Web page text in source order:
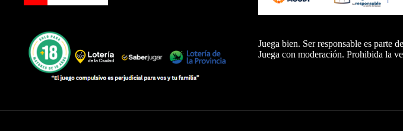
Juega bien. Ser responsable es parte
Juega con moderación. Prohibida la